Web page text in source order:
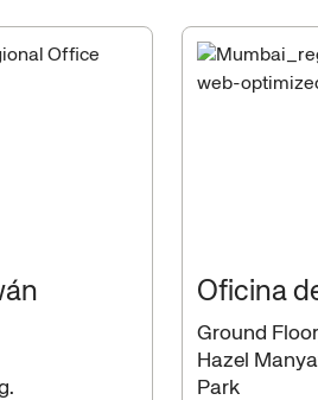
Oficina
Ground
Hazel
Park